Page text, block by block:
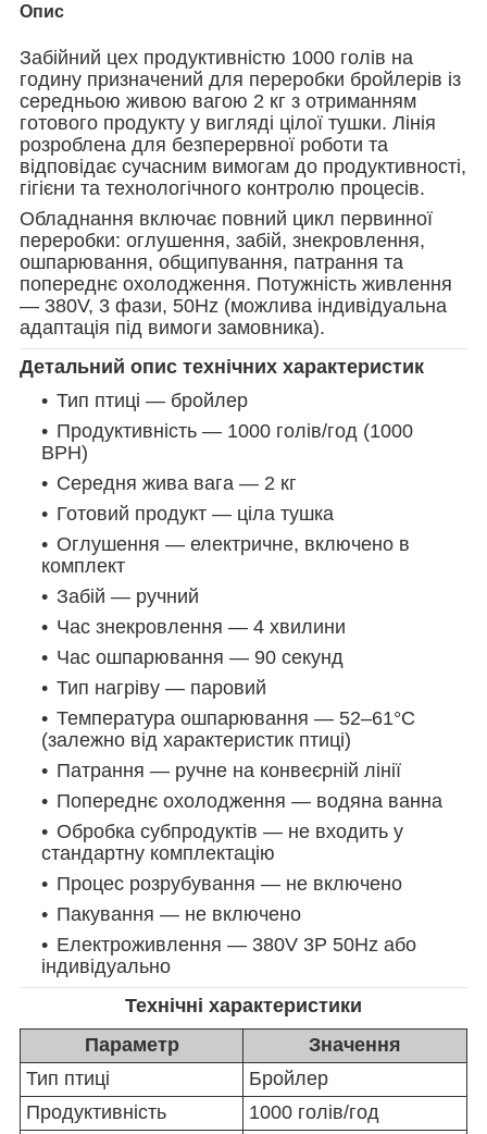
Опис
Забійний цех продуктивністю 1000 голів на
годину призначений для переробки бройлерів із
середньою живою вагою 2 кг з отриманням
готового продукту у вигляді цілої тушки. Лінія
розроблена для безперервної роботи та
відповідає сучасним вимогам до продуктивності,
гігієни та технологічного контролю процесів.
Обладнання включає повний цикл первинної
переробки: оглушення, забій, знекровлення,
ошпарювання, общипування, патрання та
попереднє охолодження. Потужність живлення
— 380V, 3 фази, 50Hz (можлива індивідуальна
адаптація під вимоги замовника).
Детальний опис технічних характеристик
Тип птиці — бройлер
Продуктивність — 1000 голів/год (1000
BPH)
Середня жива вага — 2 кг
Готовий продукт — ціла тушка
Оглушення — електричне, включено в
комплект
Забій — ручний
Час знекровлення — 4 хвилини
Час ошпарювання — 90 секунд
Тип нагріву — паровий
Температура ошпарювання — 52–61°C
(залежно від характеристик птиці)
Патрання — ручне на конвеєрній лінії
Попереднє охолодження — водяна ванна
Обробка субпродуктів — не входить у
стандартну комплектацію
Процес розрубування — не включено
Пакування — не включено
Електроживлення — 380V 3P 50Hz або
індивідуально
Технічні характеристики
Параметр
Значення
Тип птиці
Бройлер
Продуктивність
1000 голів/год